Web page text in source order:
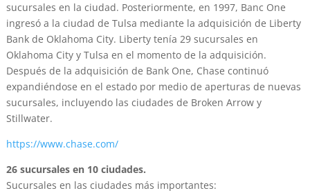
sucursales en la ciudad. Posteriormente, en 1997, Banc One
ingresó a la ciudad de Tulsa mediante la adquisición de Liberty
Bank de Oklahoma City. Liberty tenía 29 sucursales en
Oklahoma City y Tulsa en el momento de la adquisición.
Después de la adquisición de Bank One, Chase continuó
expandiéndose en el estado por medio de aperturas de nuevas
sucursales, incluyendo las ciudades de Broken Arrow y
Stillwater.
https://www.chase.com/
26 sucursales en 10 ciudades.
Sucursales en las ciudades más importantes: